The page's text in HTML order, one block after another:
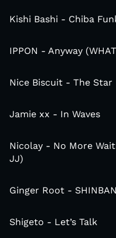
Kishi Bashi - Chiba
IPPON - Anyway
Nice Biscuit - The Star
Jamie xx - In Waves
Nicolay - No More
JJ)
Ginger Root -
Shigeto - Let’s Talk